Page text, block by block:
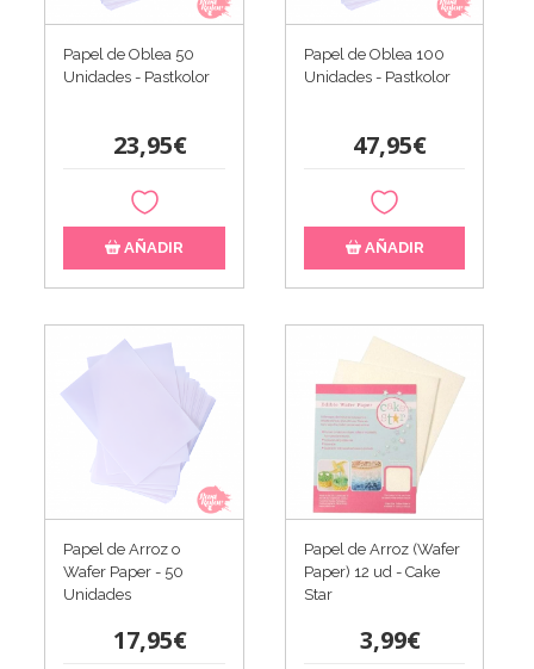
Papel de Oblea 50
Unidades - Pastkolor
23,95€
AÑADIR
Papel de Oblea 100
Unidades - Pastkolor
47,95€
AÑADIR
Papel de Arroz o
Wafer Paper - 50
Unidades
17,95€
Papel de Arroz (Wafer
Paper) 12 ud - Cake
Star
3,99€